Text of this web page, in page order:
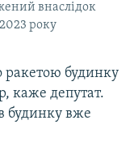
внаслідок
2023 року
ракетою будинку
каже депутат.
будинку вже